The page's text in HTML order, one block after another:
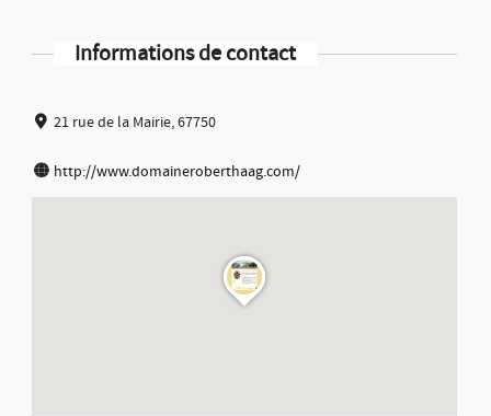
Informations de contact
21 rue de la Mairie, 67750
http://www.domaineroberthaag.com/